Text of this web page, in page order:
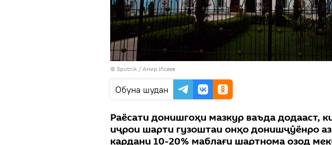
© Sputnik / Амир Исаев
Обуна шудан
Раёсати донишгоҳи мазкур ваъда додааст,
иҷрои шарти гузоштаи онҳо донишҷӯёнро
кардани 10-20% маблағи шартнома озод